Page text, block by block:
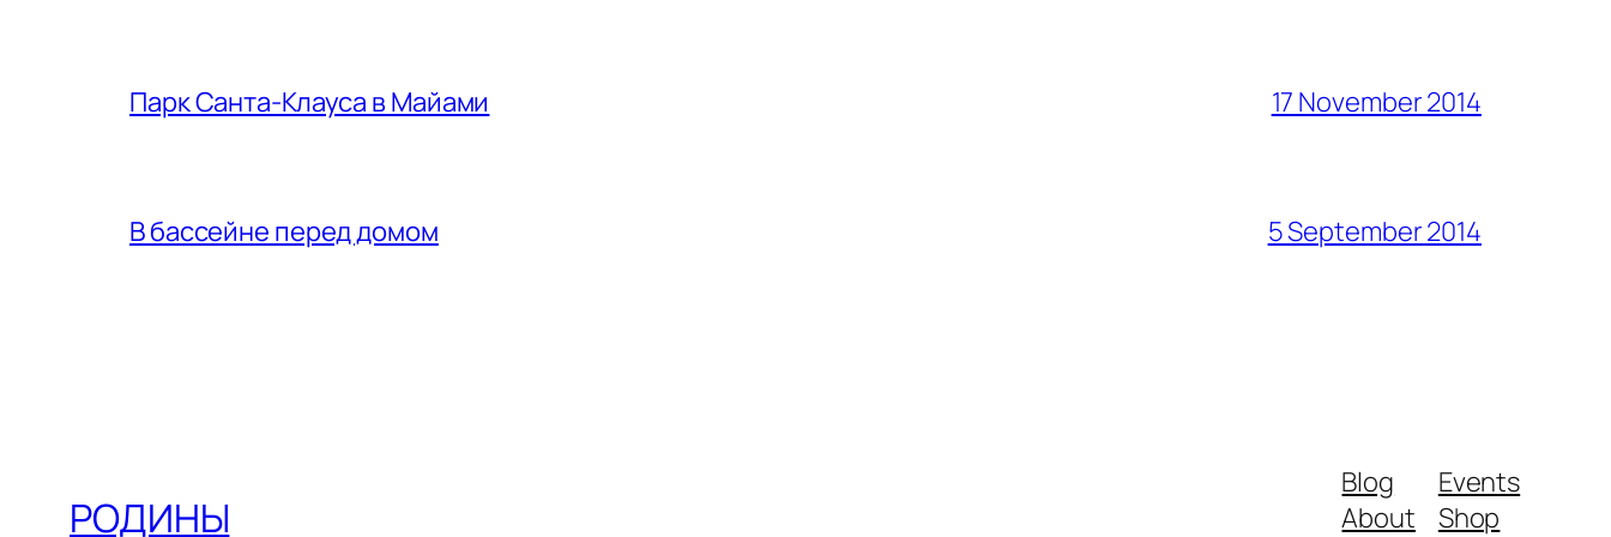
Парк Санта-Клауса в Майами 17 November 2014
В бассейне перед домом 5 September 2014
РОДИНЫ
Blog
About
Events
Shop